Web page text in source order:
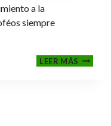
a la
siempre
LEER MÁSCENA-